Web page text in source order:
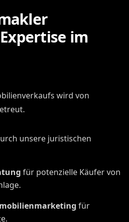
im
wird von
unsere juristischen
für potenzielle Käufer von
für